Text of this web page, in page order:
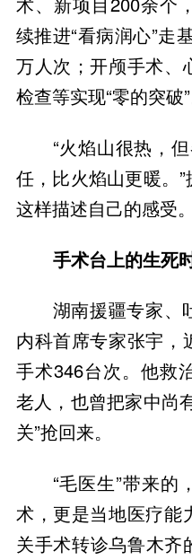
续推进“看病润心”走
万人次；开颅手术、
检查等实现“零的突破”
“火焰山很热，
任，比火焰山更暖。
这样描述自己的感受。
手术台上的生死
湖南援疆专家、
内科首席专家张宇，
手术346台次。他救
老人，也曾把家中尚
关”抢回来。
“毛医生”带来的
术，更是当地医疗能
关手术转诊乌鲁木齐